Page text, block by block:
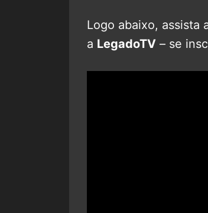
Logo abaixo, assista
a LegadoTV – se